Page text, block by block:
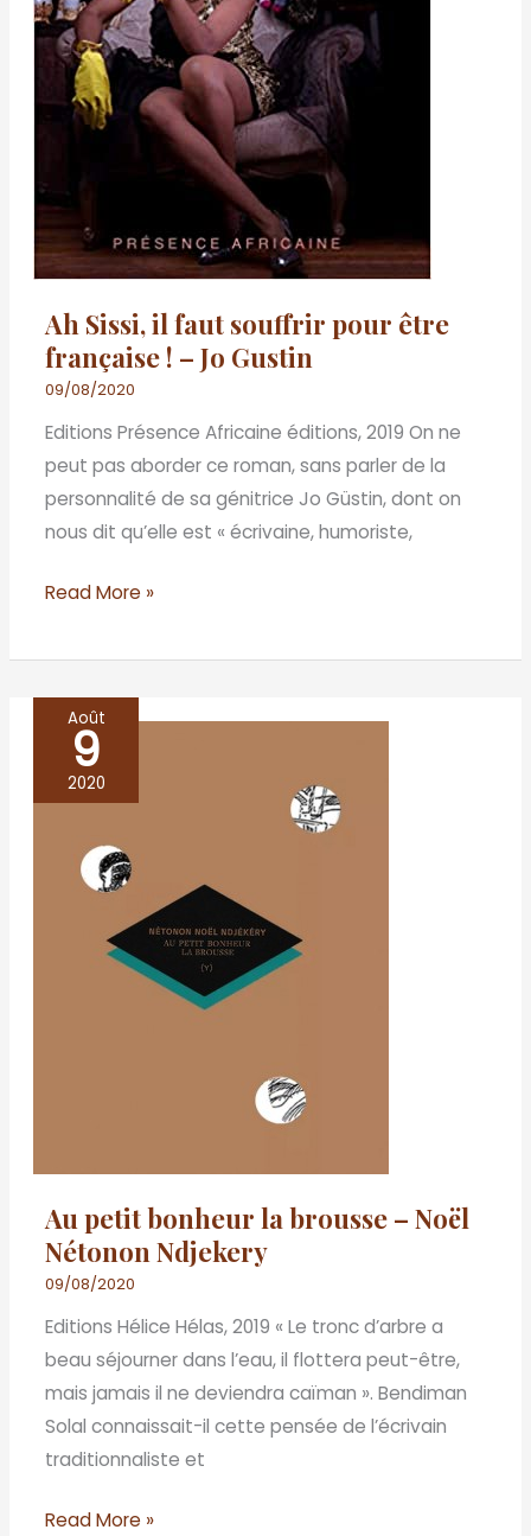
Ah Sissi, il faut souffrir pour être
française ! – Jo Gustin
09/08/2020
Editions Présence Africaine éditions, 2019 On ne
peut pas aborder ce roman, sans parler de la
personnalité de sa génitrice Jo Güstin, dont on
nous dit qu’elle est « écrivaine, humoriste,
–
Jo
Gustin
Read More »
Août
9
2020
Au petit bonheur la brousse – Noël
Nétonon Ndjekery
09/08/2020
Editions Hélice Hélas, 2019 « Le tronc d’arbre a
beau séjourner dans l’eau, il flottera peut-être,
mais jamais il ne deviendra caïman ». Bendiman
Solal connaissait-il cette pensée de l’écrivain
traditionnaliste et
petit
brousse
Read More »